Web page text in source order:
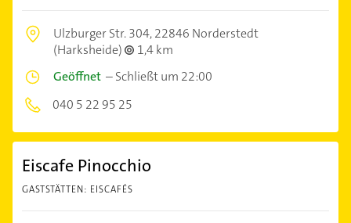
Ulzburger Str. 304,22846 Norderstedt
(Harksheide)
1,4 km
Geöffnet –Schließt um 22:00
040 5 22 95 25
Eiscafe Pinocchio
GASTSTÄTTEN: EISCAFÉS